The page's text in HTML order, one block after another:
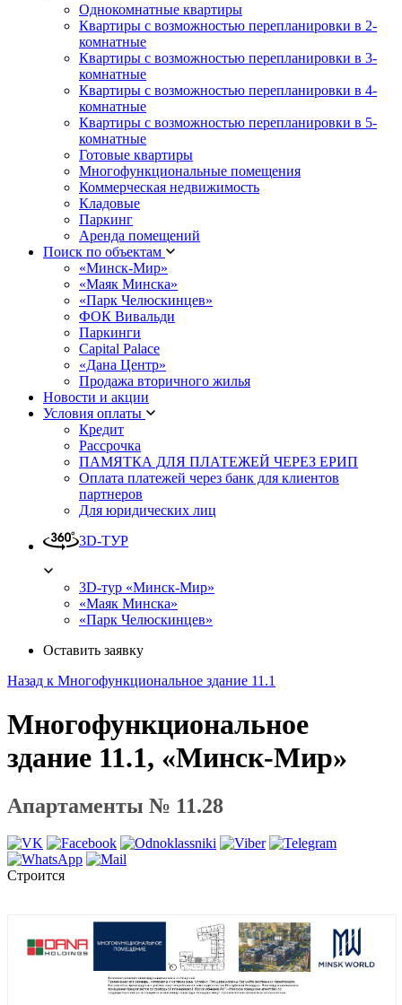
Однокомнатные квартиры
Квартиры с возможностью перепланировки в 2-
комнатные
Квартиры с возможностью перепланировки в 3-
комнатные
Квартиры с возможностью перепланировки в 4-
комнатные
Квартиры с возможностью перепланировки в 5-
комнатные
Готовые квартиры
Многофункциональные помещения
Коммерческая недвижимость
Кладовые
Паркинг
Аренда помещений
Поиск по объектам
«Минск-Мир»
«Маяк Минска»
«Парк Челюскинцев»
ФОК Вивальди
Паркинги
Capital Palace
«Дана Центр»
Продажа вторичного жилья
Новости и акции
Условия оплаты
Кредит
Рассрочка
ПАМЯТКА ДЛЯ ПЛАТЕЖЕЙ ЧЕРЕЗ ЕРИП
Оплата платежей через банк для клиентов
партнеров
Для юридических лиц
3D-ТУР
3D-тур «Минск-Мир»
«Маяк Минска»
«Парк Челюскинцев»
Оставить заявку
Назад к Многофункциональное здание 11.1
Многофункциональное
здание 11.1, «Минск-Мир»
Апартаменты № 11.28
Строится